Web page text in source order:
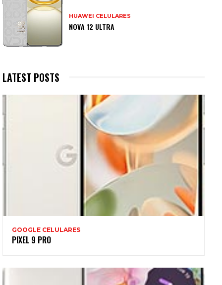
HUAWEI CELULARES
NOVA 12 ULTRA
LATEST POSTS
GOOGLE CELULARES
PIXEL 9 PRO